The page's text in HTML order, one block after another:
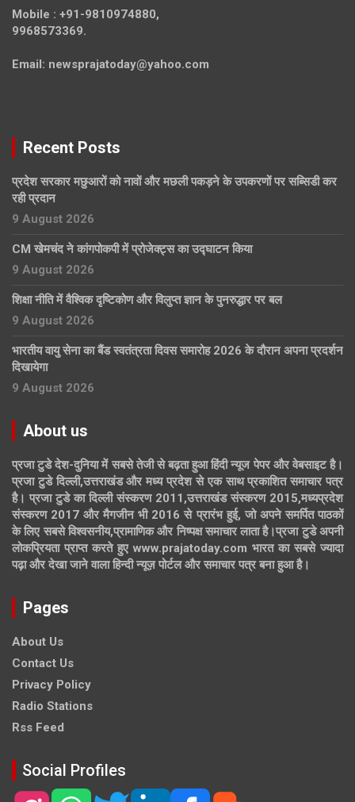
Mobile : +91-9810974880,
9968573369.
Email: newsprajatoday@yahoo.com
Recent Posts
प्रदेश सरकार मछुआरों को नावों और मछली पकड़ने के उपकरणों पर सब्सिडी कर
रही प्रदान
9 August 2026
CM खेमचंद ने कांगपोकपी में प्रोजेक्ट्स का उद्घाटन किया
9 August 2026
शिक्षा नीति में वैश्विक दृष्टिकोण और विलुप्त ज्ञान के पुनरुद्धार पर बल
9 August 2026
भारतीय वायु सेना का बैंड स्वतंत्रता दिवस समारोह 2026 के दौरान अपना प्रदर्शन
दिखायेगा
9 August 2026
About us
प्रजा टुडे देश-दुनिया में सबसे तेजी से बढ़ता हुआ हिंदी न्यूज पेपर और वेबसाइट है।
प्रजा टुडे दिल्ली,उत्तराखंड और मध्य प्रदेश से एक साथ प्रकाशित समाचार पत्र
है। प्रजा टुडे का दिल्ली संस्करण 2011,उत्तराखंड संस्करण 2015,मध्यप्रदेश
संस्करण 2017 और मैगजीन भी 2016 से प्रारंभ हुई, जो अपने समर्पित पाठकों
के लिए सबसे विश्वसनीय,प्रामाणिक और निष्पक्ष समाचार लाता है।प्रजा टुडे अपनी
लोकप्रियता प्राप्त करते हुए www.prajatoday.com भारत का सबसे ज्यादा
पढ़ा और देखा जाने वाला हिन्दी न्यूज़ पोर्टल और समाचार पत्र बना हुआ है।
Pages
About Us
Contact Us
Privacy Policy
Radio Stations
Rss Feed
Social Profiles